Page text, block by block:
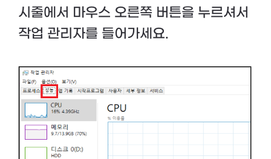
시줄에서 마우스 오른쪽 버튼을 누르셔서
작업 관리자를 들어가세요.